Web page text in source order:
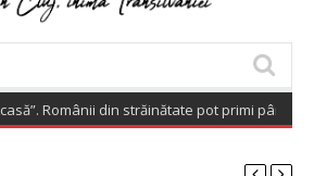
Românii din străinătate pot primi până la